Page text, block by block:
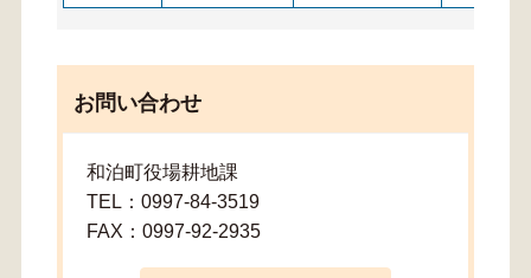
お問い合わせ
和泊町役場耕地課
TEL：0997-84-3519
FAX：0997-92-2935